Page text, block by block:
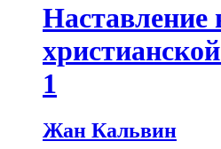
Наставление
1
Жан Кальвин